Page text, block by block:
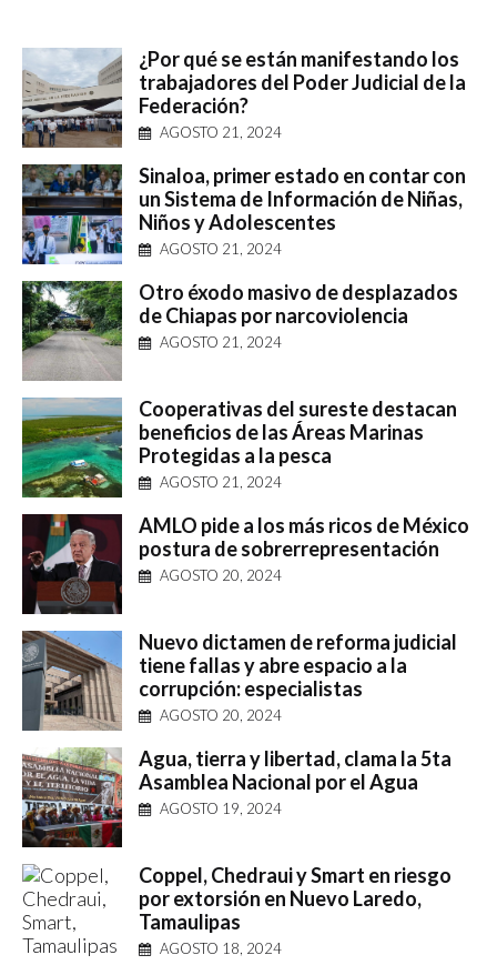
¿Por qué se están manifestando los
trabajadores del Poder Judicial de la
Federación?
AGOSTO 21, 2024
Sinaloa, primer estado en contar con
un Sistema de Información de Niñas,
Niños y Adolescentes
AGOSTO 21, 2024
Otro éxodo masivo de desplazados
de Chiapas por narcoviolencia
AGOSTO 21, 2024
Cooperativas del sureste destacan
beneficios de las Áreas Marinas
Protegidas a la pesca
AGOSTO 21, 2024
AMLO pide a los más ricos de México
postura de sobrerrepresentación
AGOSTO 20, 2024
Nuevo dictamen de reforma judicial
tiene fallas y abre espacio a la
corrupción: especialistas
AGOSTO 20, 2024
Agua, tierra y libertad, clama la 5ta
Asamblea Nacional por el Agua
AGOSTO 19, 2024
Coppel, Chedraui y Smart en riesgo
por extorsión en Nuevo Laredo,
Tamaulipas
AGOSTO 18, 2024